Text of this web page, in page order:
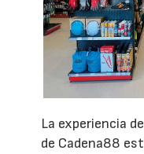
La experiencia
de Cadena88